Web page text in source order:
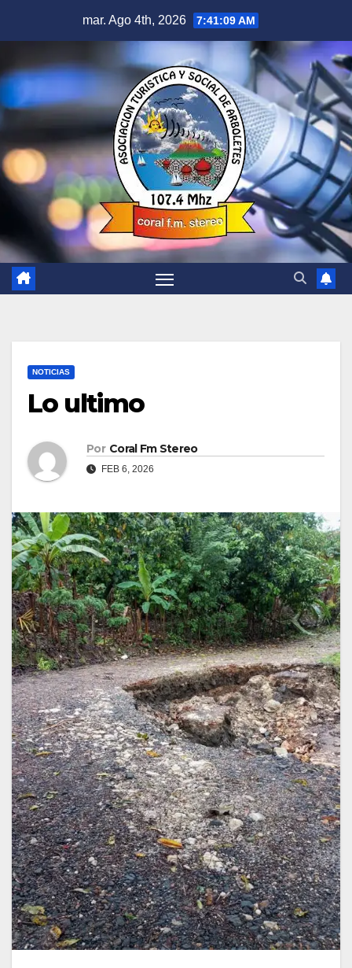
mar. Ago 4th, 2026 7:41:09 AM
NOTICIAS
Lo ultimo
Por Coral Fm Stereo
FEB 6, 2026